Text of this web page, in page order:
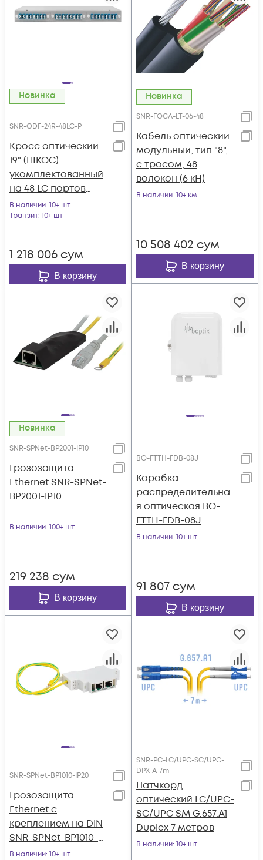
Новинка
SNR-ODF-24R-48LC-P
Кросс оптический
19" (ШКОС)
укомплектованный
на 48 LC портов
(комплект с
розетками и
В наличии: 10+ шт
Транзит: 10+ шт
1 218 006 сум
В корзину
Новинка
SNR-FOCA-LT-06-48
Кабель оптический
модульный, тип "8",
с тросом, 48
волокон (6 кН)
В наличии: 10+ км
10 508 402 сум
В корзину
Новинка
SNR-SPNet-BP2001-IP10
Грозозащита
Ethernet SNR-SPNet-
BP2001-IP10
В наличии: 100+ шт
219 238 сум
В корзину
BO-FTTH-FDB-08J
Коробка
распределительна
я оптическая BO-
FTTH-FDB-08J
В наличии: 10+ шт
91 807 сум
В корзину
SNR-SPNet-BP1010-IP20
Грозозащита
Ethernet с
креплением на DIN
SNR-SPNet-BP1010-
IP20
В наличии: 10+ шт
SNR-PC-LC/UPC-SC/UPC-
DPX-A-7m
Патчкорд
оптический LC/UPC-
SC/UPC SM G.657.A1
Duplex 7 метров
В наличии: 10+ шт